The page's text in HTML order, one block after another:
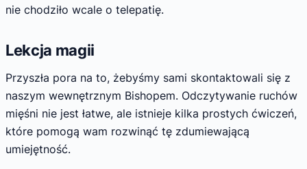
nie chodziło wcale o telepatię.
Lekcja magii
Przyszła pora na to, żebyśmy sami skontaktowali się z
naszym wewnętrznym Bishopem. Odczytywanie ruchów
mięśni nie jest łatwe, ale istnieje kilka prostych ćwiczeń,
które pomogą wam rozwinąć tę zdumiewającą
umiejętność.